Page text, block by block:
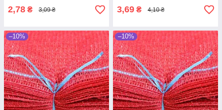
2,78 ₴ 3,09 ₴ 3,69 ₴ 4,10 ₴
–10% –10%